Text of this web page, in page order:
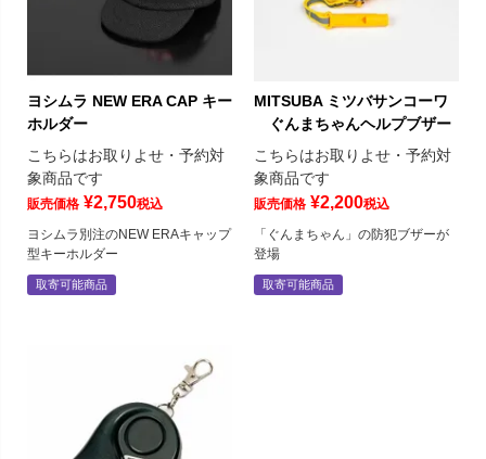
ヨシムラ NEW ERA CAP キー
ホルダー
こちらはお取りよせ・予約対
象商品です
販売価格 ¥2,750税込
ヨシムラ別注のNEW ERAキャップ
型キーホルダー
取寄可能商品
MITSUBA ミツバサンコーワ
ぐんまちゃんヘルプブザー
こちらはお取りよせ・予約対
象商品です
販売価格 ¥2,200税込
「ぐんまちゃん」の防犯ブザーが
登場
取寄可能商品